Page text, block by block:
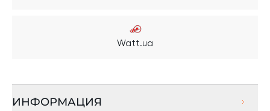
Watt.ua
ИНФОРМАЦИЯ